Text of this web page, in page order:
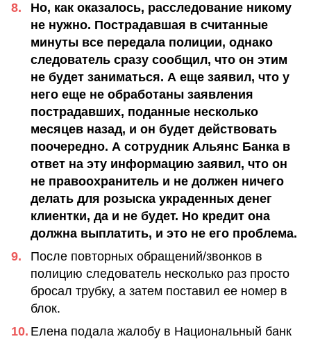
Но, как оказалось, расследование никому
не нужно. Пострадавшая в считанные
минуты все передала полиции, однако
следователь сразу сообщил, что он этим
не будет заниматься. А еще заявил, что у
него еще не обработаны заявления
пострадавших, поданные несколько
месяцев назад, и он будет действовать
поочередно. А сотрудник Альянс Банка в
ответ на эту информацию заявил, что он
не правоохранитель и не должен ничего
делать для розыска украденных денег
клиентки, да и не будет. Но кредит она
должна выплатить, и это не его проблема.
После повторных обращений/звонков в
полицию следователь несколько раз просто
бросал трубку, а затем поставил ее номер в
блок.
Елена подала жалобу в Национальный банк